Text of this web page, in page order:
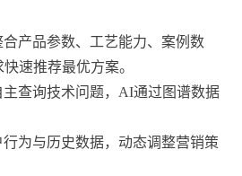
合产品参数、工艺能力、案例数
速推荐最优方案。
主查询技术问题，AI通过图谱数据
行为与历史数据，动态调整营销策